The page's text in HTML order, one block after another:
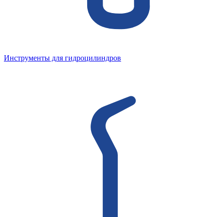
Инструменты для гидроцилиндров